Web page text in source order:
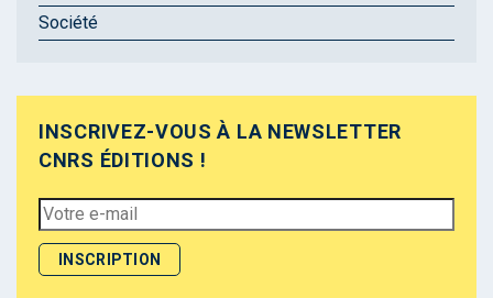
Société
INSCRIVEZ-VOUS À LA NEWSLETTER
CNRS ÉDITIONS !